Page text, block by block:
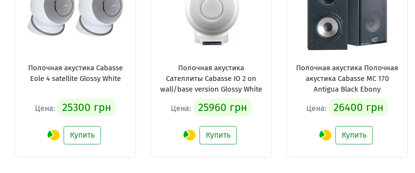
Полочная акустика Cabasse
Eole 4 satellite Glossy White
Цена: 25300 грн
Купить
Полочная акустика
Сателлиты Cabasse IO 2 on
wall/base version Glossy White
Цена: 25960 грн
Купить
Полочная акустика Полочная
акустика Cabasse MC 170
Antigua Black Ebony
Цена: 26400 грн
Купить